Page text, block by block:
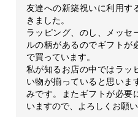
友達への新築祝いに利用す
きました。
ラッピング、のし、メッセ
ルの柄があるのでギフトが
で買っています。
私が知るお店の中ではラッ
い物が揃っていると思いま
みです。またギフトが必要
いますので、よろしくお願い